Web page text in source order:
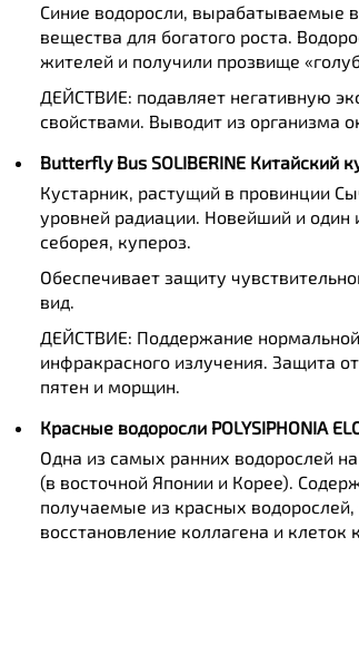
Синие водоросли, вырабатываемые
вещества для богатого роста.
жителей и получили прозвище
ДЕЙСТВИЕ: подавляет негативную
свойствами. Выводит из организма
Butterfly Bus SOLIBERINE Китайский
Кустарник, растущий в провинции
уровней радиации. Новейший и
себорея, купероз.
Обеспечивает защиту
вид.
ДЕЙСТВИЕ: Поддержание
инфракрасного излучения. Защита
пятен и морщин.
Красные водоросли POLYSIPHONIA
Одна из самых ранних водорослей
(в восточной Японии и Корее).
получаемые из красных
восстановление коллагена и